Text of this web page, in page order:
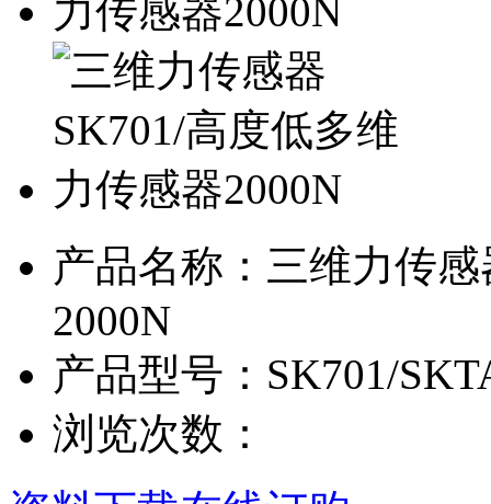
产品名称： 三维力传
2000N
产品型号： SK701/
浏览次数：